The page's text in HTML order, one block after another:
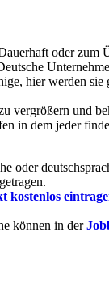
oder zum
hier werden sie
vergrößern und
in dem jeder
oder
kostenlos
können in der